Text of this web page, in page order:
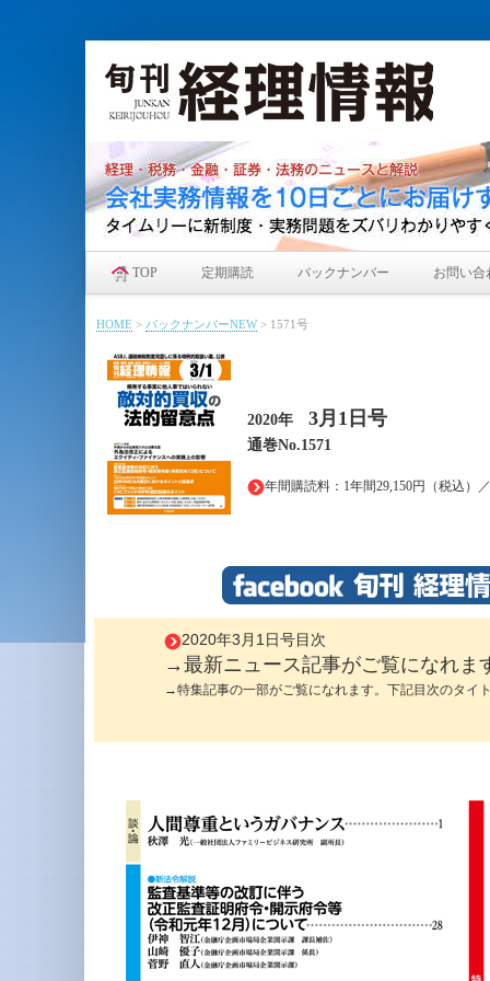
TOP 定期購読 バックナンバー お問い合
HOME > バックナンバーNEW> 1571号
2020年 3月1日 号
通巻No.1571
年間購読料：1年間29,150円（税込）
2020年3月1日号目次
→最新ニュース記事がご覧になれま
→特集記事の一部がご覧になれます。下記目次のタイ